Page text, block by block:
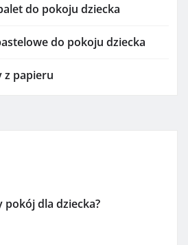
do pokoju dziecka
do pokoju dziecka
z papieru
pokój dla dziecka?